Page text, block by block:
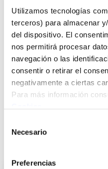
Utilizamos tecnologías
terceros) para almacenar
del dispositivo. El
nos permitirá procesar
navegación o las
consentir o retirar el
negativamente a ciertas
Para más información
Necesario
Preferencias
Click&Collect - Recogida gratis
en nuestras tiendas